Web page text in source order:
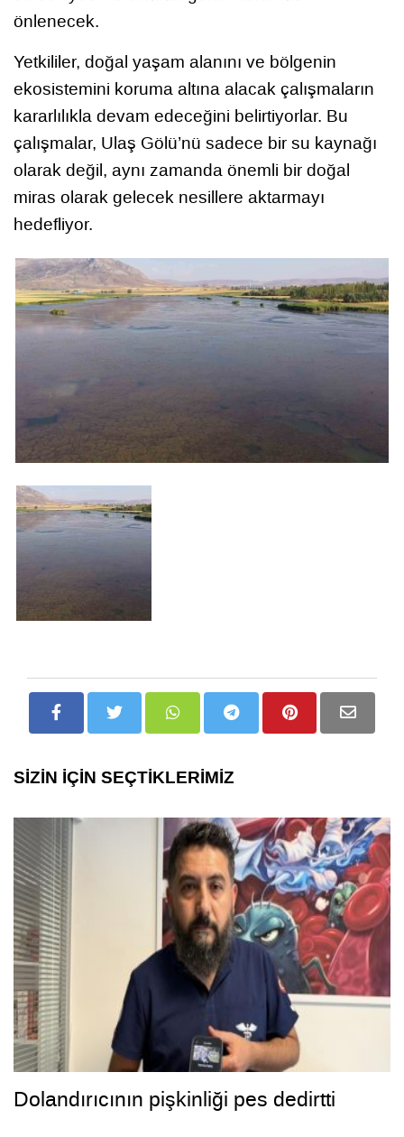
önlenecek.
Yetkililer, doğal yaşam alanını ve bölgenin
ekosistemini koruma altına alacak çalışmaların
kararlılıkla devam edeceğini belirtiyorlar. Bu
çalışmalar, Ulaş Gölü’nü sadece bir su kaynağı
olarak değil, aynı zamanda önemli bir doğal
miras olarak gelecek nesillere aktarmayı
hedefliyor.
SİZİN İÇİN SEÇTİKLERİMİZ
Dolandırıcının pişkinliği pes dedirtti